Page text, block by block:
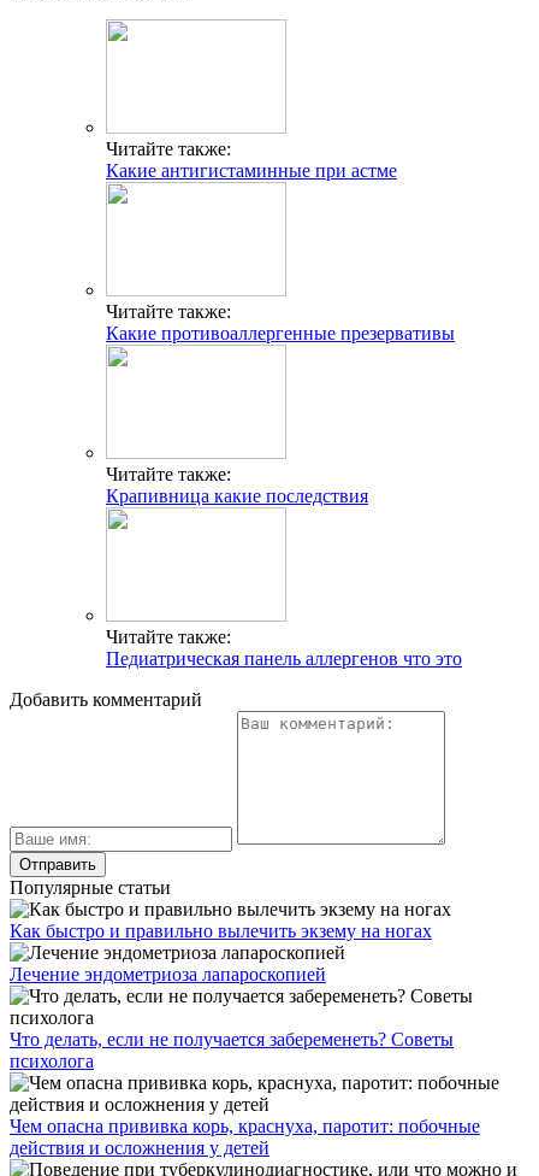
Читайте также:
Какие антигистаминные при астме
Читайте также:
Какие противоаллергенные презервативы
Читайте также:
Крапивница какие последствия
Читайте также:
Педиатрическая панель аллергенов что это
Добавить комментарий
Популярные статьи
Как быстро и правильно вылечить экзему на ногах
Лечение эндометриоза лапароскопией
Что делать, если не получается забеременеть? Советы
психолога
Чем опасна прививка корь, краснуха, паротит: побочные
действия и осложнения у детей